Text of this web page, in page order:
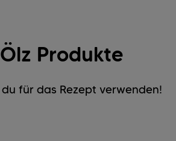
Produkte
für das Rezept verwenden!